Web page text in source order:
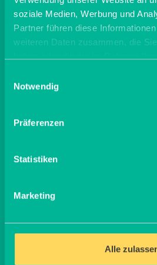
soziale Medien, Werbung und
Partner führen diese
weiteren Daten zusammen, die
Notwendig
Präferenzen
Statistiken
Marketing
Alle
Klassiker
Spinat ist eine sehr flexible
frisch im Salat, püriert im grünen
harmoniert auch sehr gut zu
Zubereitung von
Rezepte eignet, kannst Du
Rohkost als auch gekocht
So bereitest du